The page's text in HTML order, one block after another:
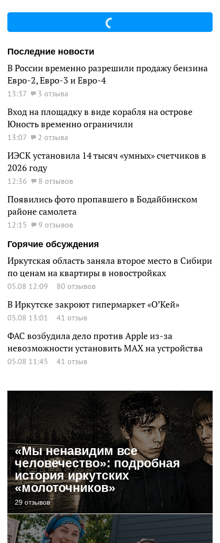
Последние новости
В России временно разрешили продажу бензина
Евро-2, Евро-3 и Евро-4
13:37 3 отзыва
Вход на площадку в виде корабля на острове
Юность временно ограничили
13:07 2 отзыва
ИЭСК установила 14 тысяч «умных» счетчиков в
2026 году
12:36 8 отзывов
Появились фото пропавшего в Бодайбинском
районе самолета
12:15
9 отзывов
Горячие обсуждения
Иркутская область заняла второе место в Сибири
по ценам на квартиры в новостройках
05.08 12:09 80 отзывов
В Иркутске закроют гипермаркет «О’Кей»
05.08 13:01 41 отзыв
ФАС возбудила дело против Apple из-за
невозможности установить MAX на устройства
05.08 11:45 41 отзыв
«Мы ненавидим все
человечество»: подробная
история иркутских
«молоточников»
29 отзывов